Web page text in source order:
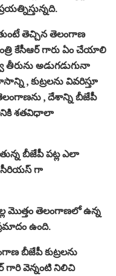
తెచ్చిన తెలంగాణ
కేసీఆర్ గారు ఏం చేయాలి
తీరును అడుగడుగునా
, కుట్రలను వివరిస్తూ
, దేశాన్ని బీజేపీ
శతవిధాలా
బీజేపీ పట్ల ఎలా
సీరియస్ గా
మొత్తం తెలంగాణలో ఉన్న
ఉంది.
బీజేపీ కుట్రలను
గారి వెన్నంటి నిలిచి